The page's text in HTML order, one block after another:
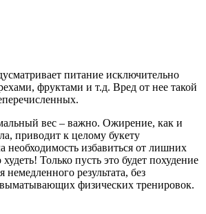
питание исключительно
фруктами и т.д. Вред от нее такой
вес – важно. Ожирение, как и
приводит к целому букету
необходимость избавиться от лишних
Только пусть это будет похудение
результата, без
физических тренировок.